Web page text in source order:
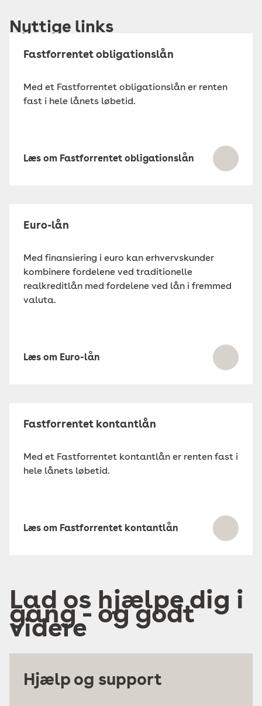
Nyttige links
Fastforrentet obligationslån
Med et Fastforrentet obligationslån er renten
fast i hele lånets løbetid.
Læs om Fastforrentet obligationslån
Euro-lån
Med finansiering i euro kan erhvervskunder
kombinere fordelene ved traditionelle
realkreditlån med fordelene ved lån i fremmed
valuta.
Læs om Euro-lån
Fastforrentet kontantlån
Med et Fastforrentet kontantlån er renten fast i
hele lånets løbetid.
Læs om Fastforrentet kontantlån
Lad os hjælpe dig i
gang - og godt
videre
Hjælp og support